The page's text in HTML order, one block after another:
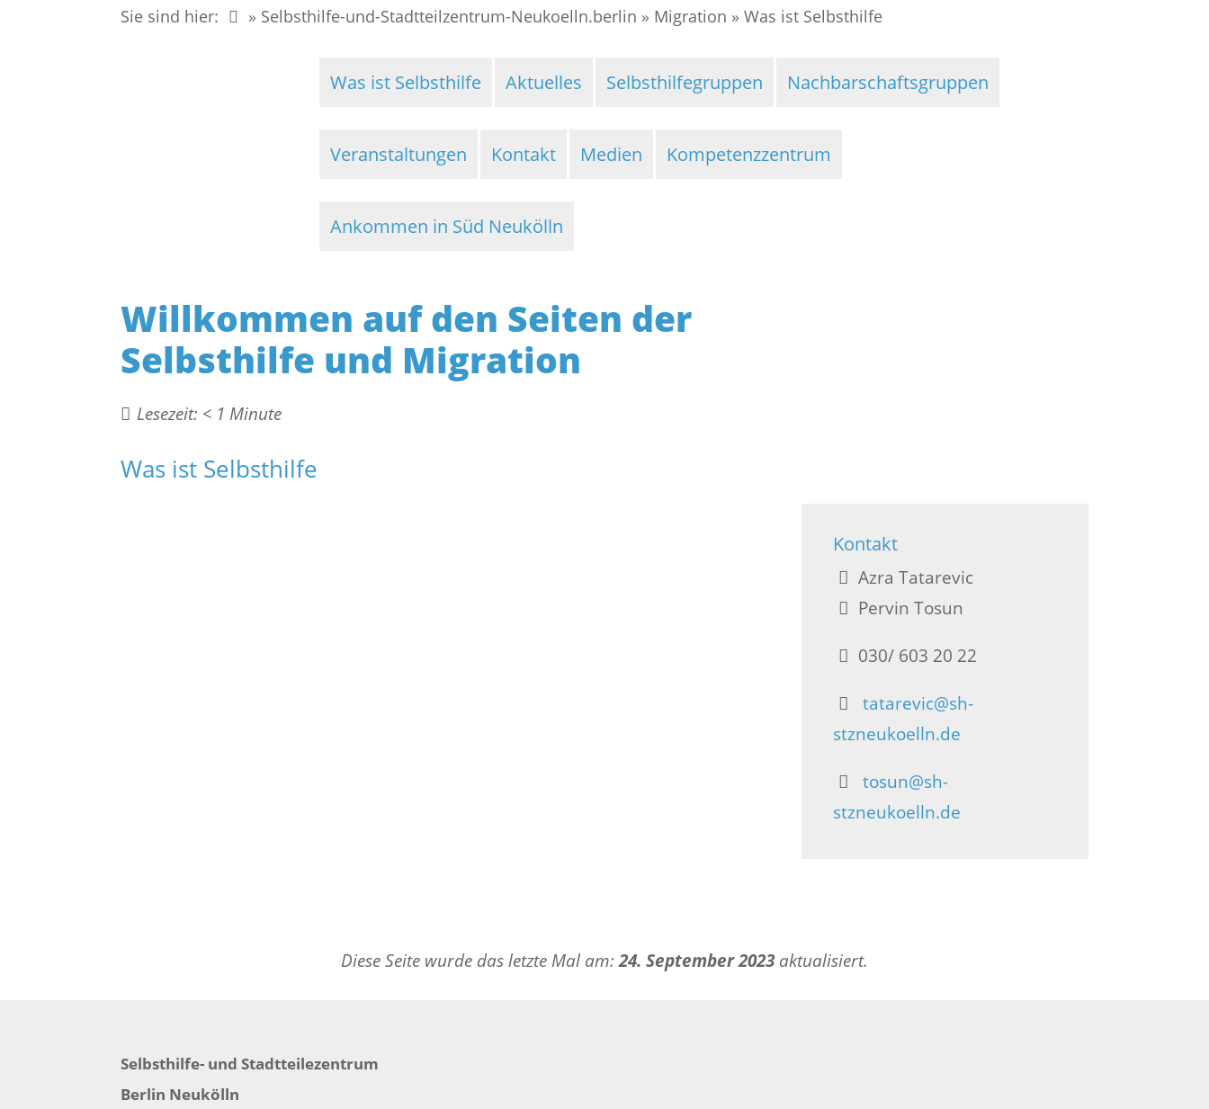
Sie sind hier: » Selbsthilfe-und-Stadtteilzentrum-Neukoelln.berlin » Migration » Was ist Selbsthilfe
Was ist Selbsthilfe Aktuelles Selbsthilfegruppen Nachbarschaftsgruppen
Veranstaltungen Kontakt Medien Kompetenzzentrum
Ankommen in Süd Neukölln
Willkommen auf den Seiten der
Selbsthilfe und Migration
Lesezeit: < 1 Minute
Was ist Selbsthilfe
Kontakt
Azra Tatarevic
Pervin Tosun
030/ 603 20 22
tatarevic@sh-
stzneukoelln.de
tosun@sh-
stzneukoelln.de
Diese Seite wurde das letzte Mal am:24. September 2023aktualisiert.
Selbsthilfe- und Stadtteilezentrum
Berlin Neukölln